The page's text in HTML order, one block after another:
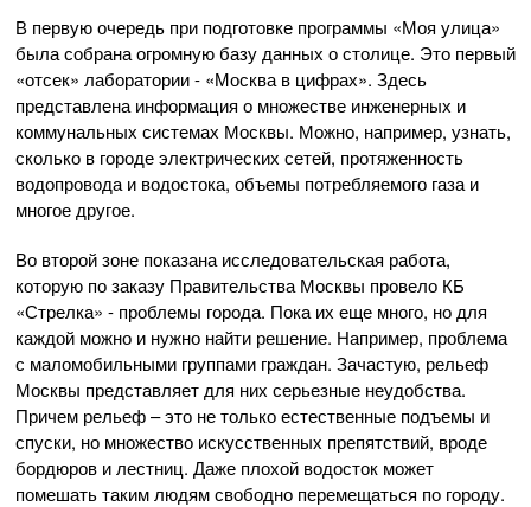
В первую очередь при подготовке программы «Моя улица»
была собрана огромную базу данных о столице. Это первый
«отсек» лаборатории - «Москва в цифрах». Здесь
представлена информация о множестве инженерных и
коммунальных системах Москвы. Можно, например, узнать,
сколько в городе электрических сетей, протяженность
водопровода и водостока, объемы потребляемого газа и
многое другое.
Во второй зоне показана исследовательская работа,
которую по заказу Правительства Москвы провело КБ
«Стрелка» - проблемы города. Пока их еще много, но для
каждой можно и нужно найти решение. Например, проблема
с маломобильными группами граждан. Зачастую, рельеф
Москвы представляет для них серьезные неудобства.
Причем рельеф – это не только естественные подъемы и
спуски, но множество искусственных препятствий, вроде
бордюров и лестниц. Даже плохой водосток может
помешать таким людям свободно перемещаться по городу.